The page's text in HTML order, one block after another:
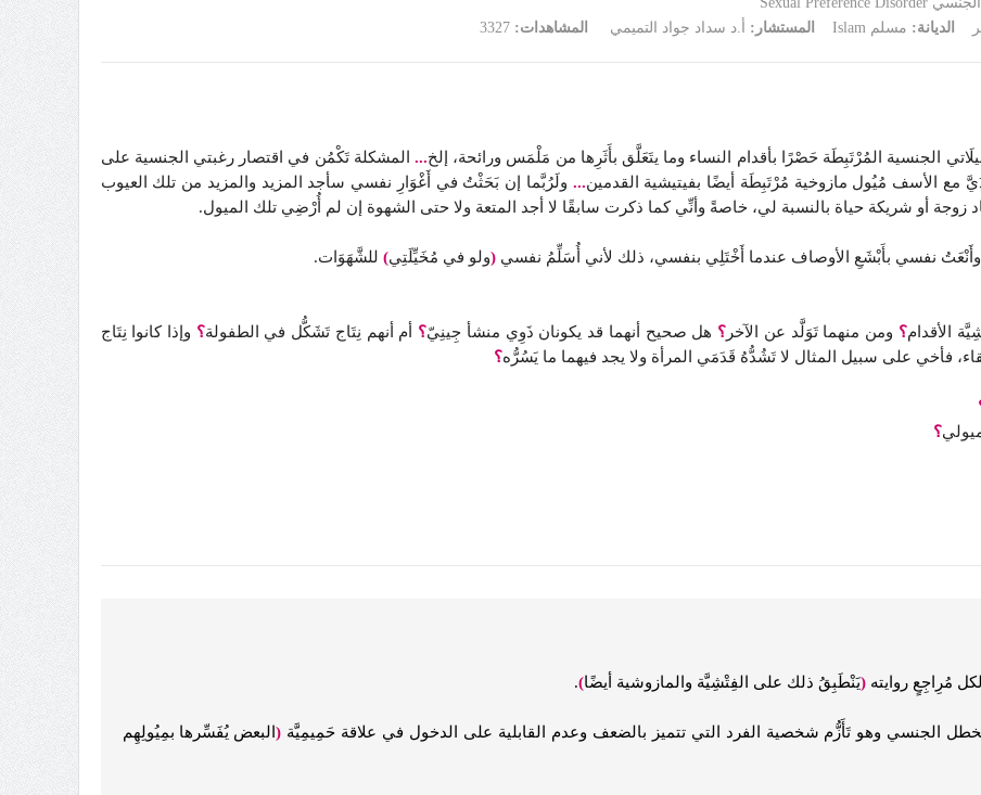
الديانة: مسلم Islam المستشار: أ.د سداد جواد التميمي المشاهدات:3327
الجنسية المُرْتَبِطَة حَصْرًا بأقدام النساء وما يتَعَلَّق بأَثَرِها من مَلْمَس ورائحة، إلخ... المشكلة تَكْمُن في اقتصار رغبتي الجنسية على
مع الأسف مُيُول مازوخية مُرْتَبِطَة أيضًا بفيتيشية القدمين... ولَرُبَّما إن بَحَثْتُ في أَغْوَارِ نفسي سأجد المزيد والمزيد من تلك العيوب
زوجة أو شريكة حياة بالنسبة لي، خاصةً وأنِّي كما ذكرت سابقًا لا أجد المتعة ولا حتى الشهوة إن لم أُرْضِي تلك الميول.
وأَنْعَتُ نفسي بأَبْشَعِ الأوصاف عندما أَخْتَلِي بنفسي، ذلك لأني أُسَلِّمُ نفسي(ولو في مُخَيِّلَتِي) للشَّهَوَات.
الأقدام؟ ومن منهما تَوَلَّد عن الآخر ؟ هل صحيح أنهما قد يكونان ذَوِي منشأ جِينِيّ؟ أم أنهم نِتَاج تَشَكُّل في الطفولة؟ وإذا كانوا نِتَاج
فأخي على سبيل المثال لا تَشُدُّهُ قَدَمَي المرأة ولا يجد فيهما ما يَسُرُّه؟
؟
مُرِاجِعٍ روايته(يَنْطَبِقُ ذلك على الفِتْشِيَّة والمازوشية أيضًا)
.
الجنسي وهو تَأَزُّم شخصية الفرد التي تتميز بالضعف وعدم القابلية على الدخول في علاقة حَمِيمِيَّة (البعض يُفَسِّرها بمِيُولِهِم